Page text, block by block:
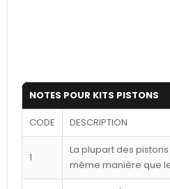
NOTES POUR KITS PISTONS
CODE DESCRIPTION
1
La plupart des
même manière que